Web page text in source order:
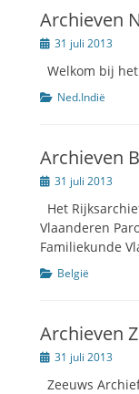
Archieven
Geplaatst
31 juli 2013
Welkom bij
Categorien
Ned.Indië
Archieven
Geplaatst
31 juli 2013
Het
Vlaanderen
Familiekunde
Categorien
België
Archieven
Geplaatst
31 juli 2013
Zeeuws